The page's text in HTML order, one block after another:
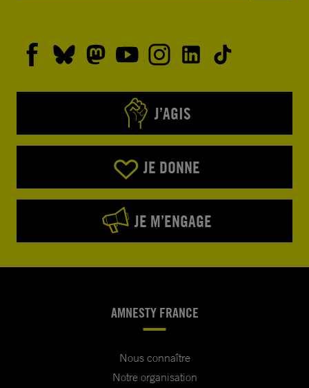
J’AGIS
JE DONNE
JE M’ENGAGE
AMNESTY FRANCE
Nous connaître
Notre organisation